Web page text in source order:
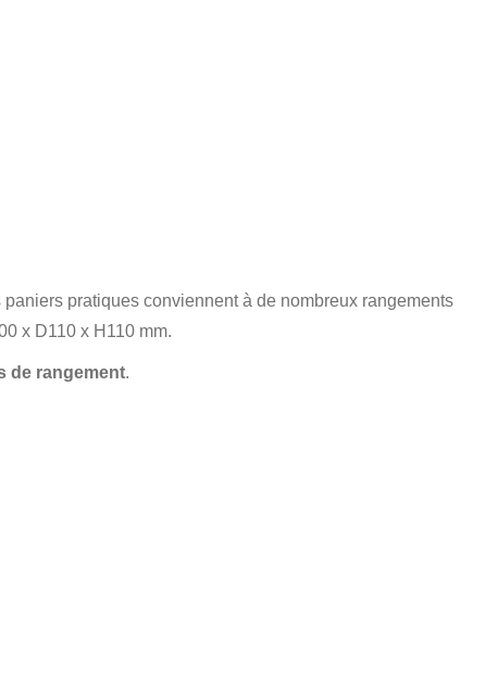
pratiques conviennent à de nombreux rangements
x D110 x H110 mm.
de rangement.